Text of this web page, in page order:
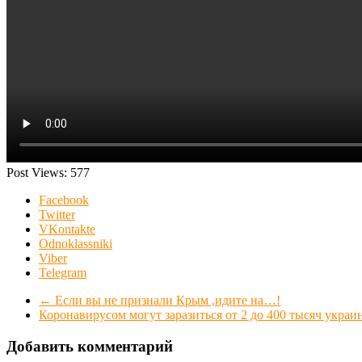
Post Views: 577
Facebook
Twitter
VKontakte
Odnoklassniki
Viber
Telegram
← Если вы не признали Крым ,идите на…!
Коронавирусом могут заразиться от 2 до 400 тысяч
Добавить комментарий